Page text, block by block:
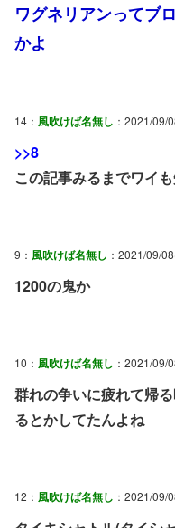
ワグネリアンってブ
かよ
14： 風吹けば名無し ：2021/09/
>>8
この記事みるまでワイ
9： 風吹けば名無し ：2021/09/
1200の鬼か
10： 風吹けば名無し ：2021/09/
群れの争いに疲れて帰
るとかしてたんよね
12： 風吹けば名無し ：2021/09/